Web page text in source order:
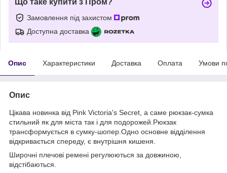
Замовлення під захистом
Доступна доставка
Опис Характеристики Доставка Оплата Умови
Опис
Цікава новинка від Pink Victoria's Secret, а саме рюкзак-сумка
стильний як для міста так і для подорожей.Рюкзак
трансформується в сумку-шопер.Одно основне відділення
відкривається спереду, є внутрішня кишеня.
Широчні плечові ремені регулюються за довжиною,
відстібаються.